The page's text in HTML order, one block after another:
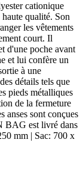
cationique
qualité. Son
les vêtements
court. Il
d'une poche avant
et lui confère un
à une
détails tels que
pieds métalliques
de la fermeture
anses sont conçues
BAG est livré dans
mm | Sac: 700 x